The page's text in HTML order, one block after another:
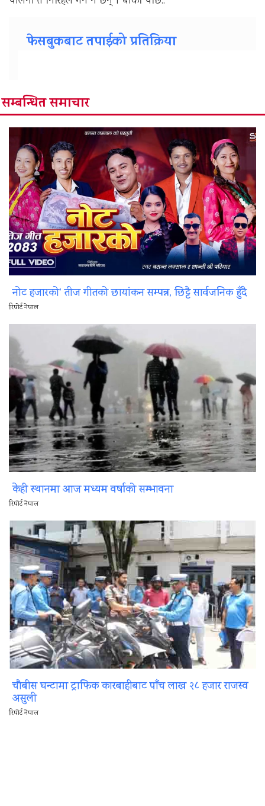
फेसबुकबाट तपाईको प्रतिक्रिया
सम्बन्धित समाचार
नोट हजारको’ तीज गीतको छायांकन सम्पन्न, छिट्टै सार्वजनिक हुँदै
रिपोर्ट नेपाल
केही स्थानमा आज मध्यम वर्षाको सम्भावना
रिपोर्ट नेपाल
चौबीस घन्टामा ट्राफिक कारबाहीबाट पाँच लाख २८ हजार राजस्व
असुली
रिपोर्ट नेपाल